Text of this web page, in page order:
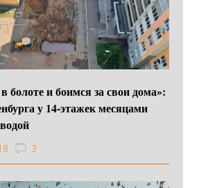
болоте и боимся за свои дома»:
у 14-этажек месяцами
3